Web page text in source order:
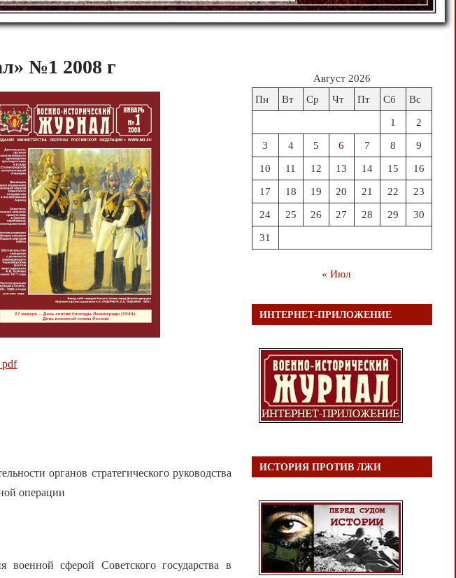
№1 2008 г
pdf
органов стратегического руководства
операции
сферой Советского государства в
Август 2026
Пн
Вт Ср Чт Пт Сб Вс
1 2
3 4 5 6 7 8 9
10 11 12 13 14 15 16
17 18 19 20 21 22 23
24 25 26 27 28 29 30
31
« Июл
ИНТЕРНЕТ-ПРИЛОЖЕНИЕ
ИСТОРИЯ ПРОТИВ ЛЖИ